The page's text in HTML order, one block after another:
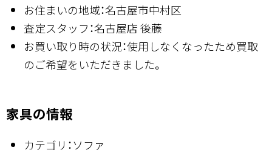
お住まいの地域：名古屋市中村区
査定スタッフ：名古屋店 後藤
お買い取り時の状況：使用しなくなったため買取
のご希望をいただきました。
家具の情報
カテゴリ：ソファ